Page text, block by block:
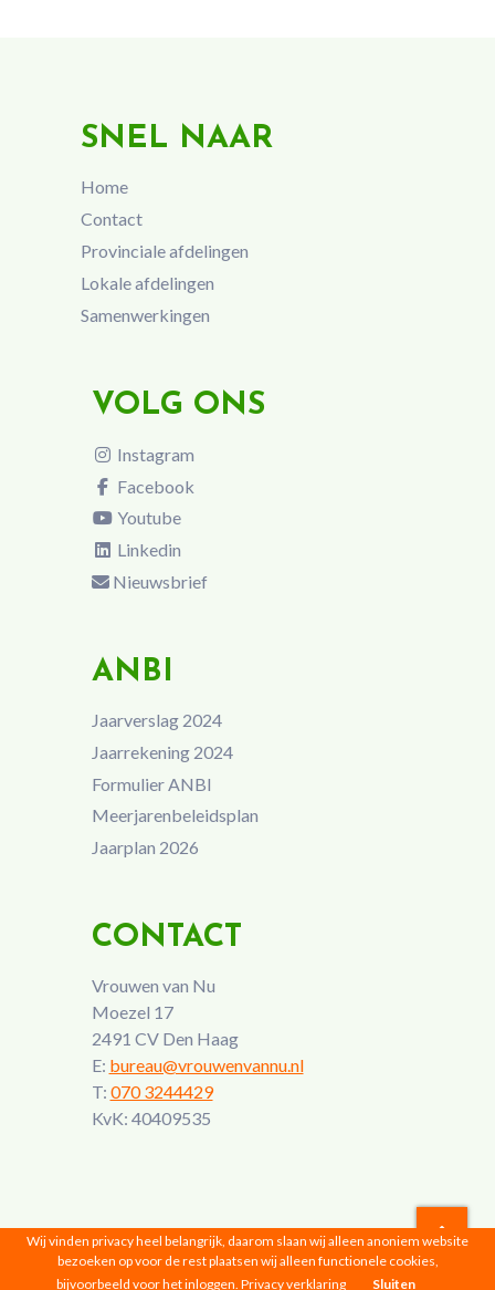
SNEL NAAR
Home
Contact
Provinciale afdelingen
Lokale afdelingen
Samenwerkingen
VOLG ONS
Instagram
Facebook
Youtube
Linkedin
Nieuwsbrief
ANBI
Jaarverslag 2024
Jaarrekening 2024
Formulier ANBI
Meerjarenbeleidsplan
Jaarplan 2026
CONTACT
Vrouwen van Nu
Moezel 17
2491 CV Den Haag
E: bureau@vrouwenvannu.nl
T: 070 3244429
KvK: 40409535
Vrouwen van Nu © 2026 |Privacyverklaring
Wij vinden privacy heel belangrijk, daarom slaan wij alleen anoniem website
bezoeken op voor de rest plaatsen wij alleen functionele cookies,
bijvoorbeeld voor het inloggen. Privacy verklaring Sluiten